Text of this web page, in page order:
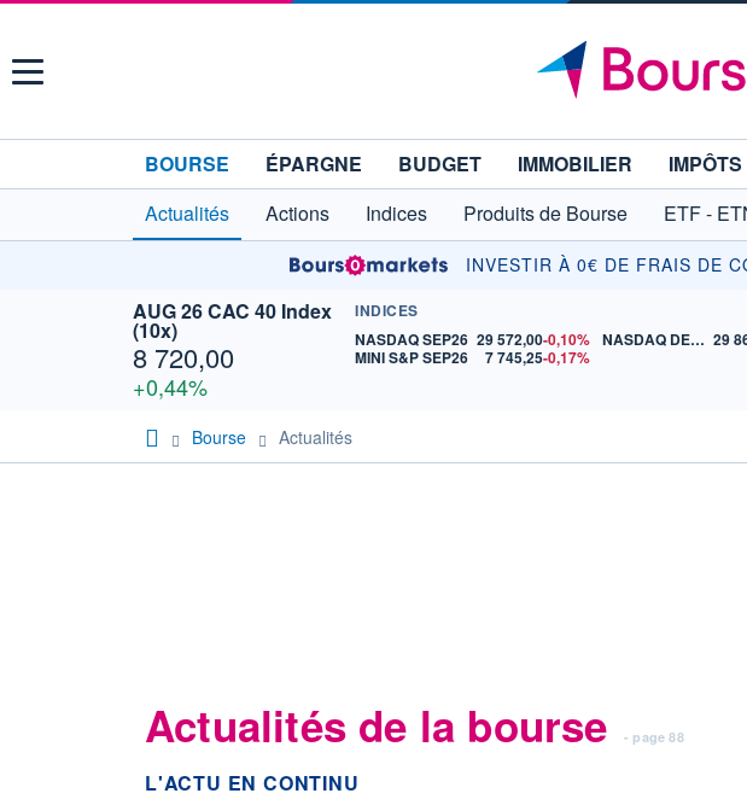
Menu
BOURSE ÉPARGNE BUDGET IMMOBILIER IMPÔTS
Actualités
Actions Indices Produits de Bourse ETF -
INVESTIR À 0€ DE FRAIS DE
AUG 26 CAC 40 Index
(10x)
8 720,00
+0,44%
INDICES
NASDAQ SEP26 29 572,00-0,10%
MINI S&P SEP26
7 745,25-0,17%
NASDAQ DEC26
Bourse Actualités
Actualités de la bourse - page 88
L'ACTU EN CONTINU